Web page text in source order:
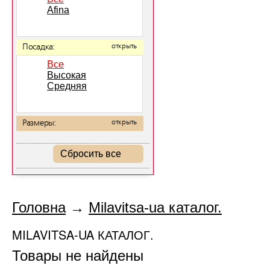
Afina
Посадка: открыть
Все
Высокая
Средняя
Размеры: открыть
Сбросить все
Головна→ Milavitsa-ua каталог.
MILAVITSA-UA КАТАЛОГ.
Товары не найдены